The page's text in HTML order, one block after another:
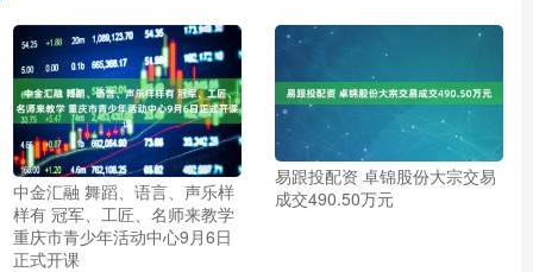
中金汇融 舞蹈、语言、声乐样
样有 冠军、工匠、名师来教学
重庆市青少年活动中心9月6日
正式开课
易跟投配资 卓锦股份大宗交易
成交490.50万元